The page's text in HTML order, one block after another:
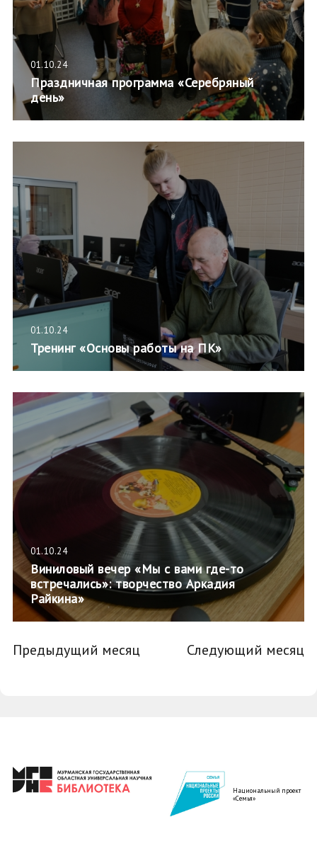
01.10.24
Праздничная программа «Серебряный
день»
01.10.24
Тренинг «Основы работы на ПК»
01.10.24
Виниловый вечер «Мы с вами где-то
встречались»: творчество Аркадия
Райкина»
Предыдущий месяц Следующий месяц
Национальный проект
«Семья»